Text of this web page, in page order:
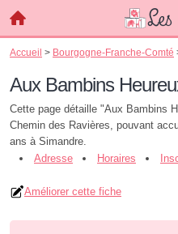
Accueil > Bourgogne-Franche-Comté
Aux Bambins
Cette page détaille "Aux Bambins
Chemin des Ravières, pouvant
ans à Simandre.
Adresse
Horaires
Améliorer cette fiche